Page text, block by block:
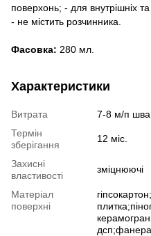
поверхонь; - для внутрішніх та
- не містить розчинника.
Фасовка: 280 мл.
Характеристики
Витрата
7-8 м/п шва
Термін
зберігання
12 міс.
Захисні
властивості
зміцнюючі
Матеріал
поверхні